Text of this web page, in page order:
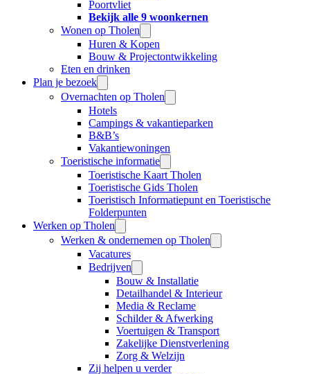
Poortvliet
Bekijk alle 9 woonkernen
Wonen op Tholen
Huren & Kopen
Bouw & Projectontwikkeling
Eten en drinken
Plan je bezoek
Overnachten op Tholen
Hotels
Campings & vakantieparken
B&B’s
Vakantiewoningen
Toeristische informatie
Toeristische Kaart Tholen
Toeristische Gids Tholen
Toeristisch Informatiepunt en Toeristische
Folderpunten
Werken op Tholen
Werken & ondernemen op Tholen
Vacatures
Bedrijven
Bouw & Installatie
Detailhandel & Interieur
Media & Reclame
Schilder & Afwerking
Voertuigen & Transport
Zakelijke Dienstverlening
Zorg & Welzijn
Zij helpen u verder